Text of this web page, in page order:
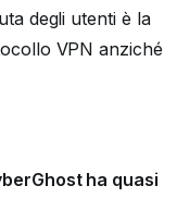
degli utenti è la
VPN anziché
ha quasi